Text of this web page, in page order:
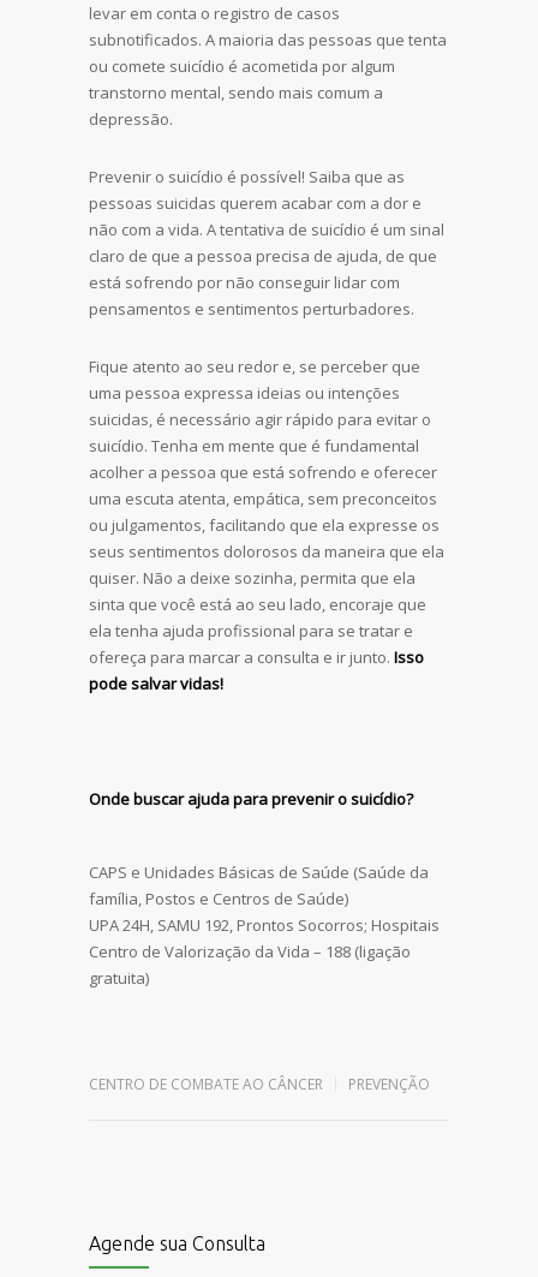
levar em conta o registro de casos
subnotificados. A maioria das pessoas que tenta
ou comete suicídio é acometida por algum
transtorno mental, sendo mais comum a
depressão.
Prevenir o suicídio é possível! Saiba que as
pessoas suicidas querem acabar com a dor e
não com a vida. A tentativa de suicídio é um sinal
claro de que a pessoa precisa de ajuda, de que
está sofrendo por não conseguir lidar com
pensamentos e sentimentos perturbadores.
Fique atento ao seu redor e, se perceber que
uma pessoa expressa ideias ou intenções
suicidas, é necessário agir rápido para evitar o
suicídio. Tenha em mente que é fundamental
acolher a pessoa que está sofrendo e oferecer
uma escuta atenta, empática, sem preconceitos
ou julgamentos, facilitando que ela expresse os
seus sentimentos dolorosos da maneira que ela
quiser. Não a deixe sozinha, permita que ela
sinta que você está ao seu lado, encoraje que
ela tenha ajuda profissional para se tratar e
ofereça para marcar a consulta e ir junto. Isso
pode salvar vidas!
Onde buscar ajuda para prevenir o suicídio?
CAPS e Unidades Básicas de Saúde (Saúde da
família, Postos e Centros de Saúde)
UPA 24H, SAMU 192, Prontos Socorros; Hospitais
Centro de Valorização da Vida – 188 (ligação
gratuita)
CENTRO DE COMBATE AO CÂNCER PREVENÇÃO
Agende sua Consulta